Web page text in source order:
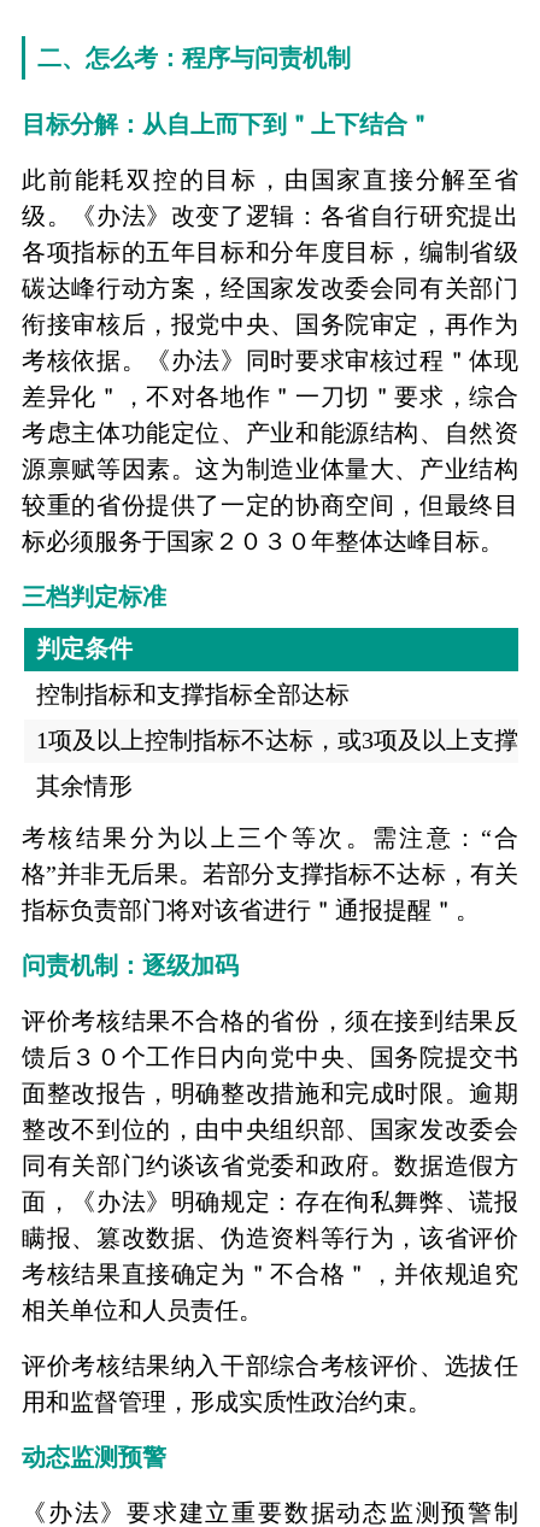
二、怎么考：程序与问责机制
目标分解：从自上而下到＂上下结合＂
此前能耗双控的目标，由国家直接分解至省
级。《办法》改变了逻辑：各省自行研究提出
各项指标的五年目标和分年度目标，编制省级
碳达峰行动方案，经国家发改委会同有关部门
衔接审核后，报党中央、国务院审定，再作为
考核依据。《办法》同时要求审核过程＂体现
差异化＂，不对各地作＂一刀切＂要求，综合
考虑主体功能定位、产业和能源结构、自然资
源禀赋等因素。这为制造业体量大、产业结构
较重的省份提供了一定的协商空间，但最终目
标必须服务于国家２０３０年整体达峰目标。
三档判定标准
判定条件
控制指标和支撑指标全部达标
1项及以上控制指标不达标，或3项及以上支撑
其余情形
考核结果分为以上三个等次。需注意：“合
格”并非无后果。若部分支撑指标不达标，有关
指标负责部门将对该省进行＂通报提醒＂。
问责机制：逐级加码
评价考核结果不合格的省份，须在接到结果反
馈后３０个工作日内向党中央、国务院提交书
面整改报告，明确整改措施和完成时限。逾期
整改不到位的，由中央组织部、国家发改委会
同有关部门约谈该省党委和政府。数据造假方
面，《办法》明确规定：存在徇私舞弊、谎报
瞒报、篡改数据、伪造资料等行为，该省评价
考核结果直接确定为＂不合格＂，并依规追究
相关单位和人员责任。
评价考核结果纳入干部综合考核评价、选拔任
用和监督管理，形成实质性政治约束。
动态监测预警
《办法》要求建立重要数据动态监测预警制